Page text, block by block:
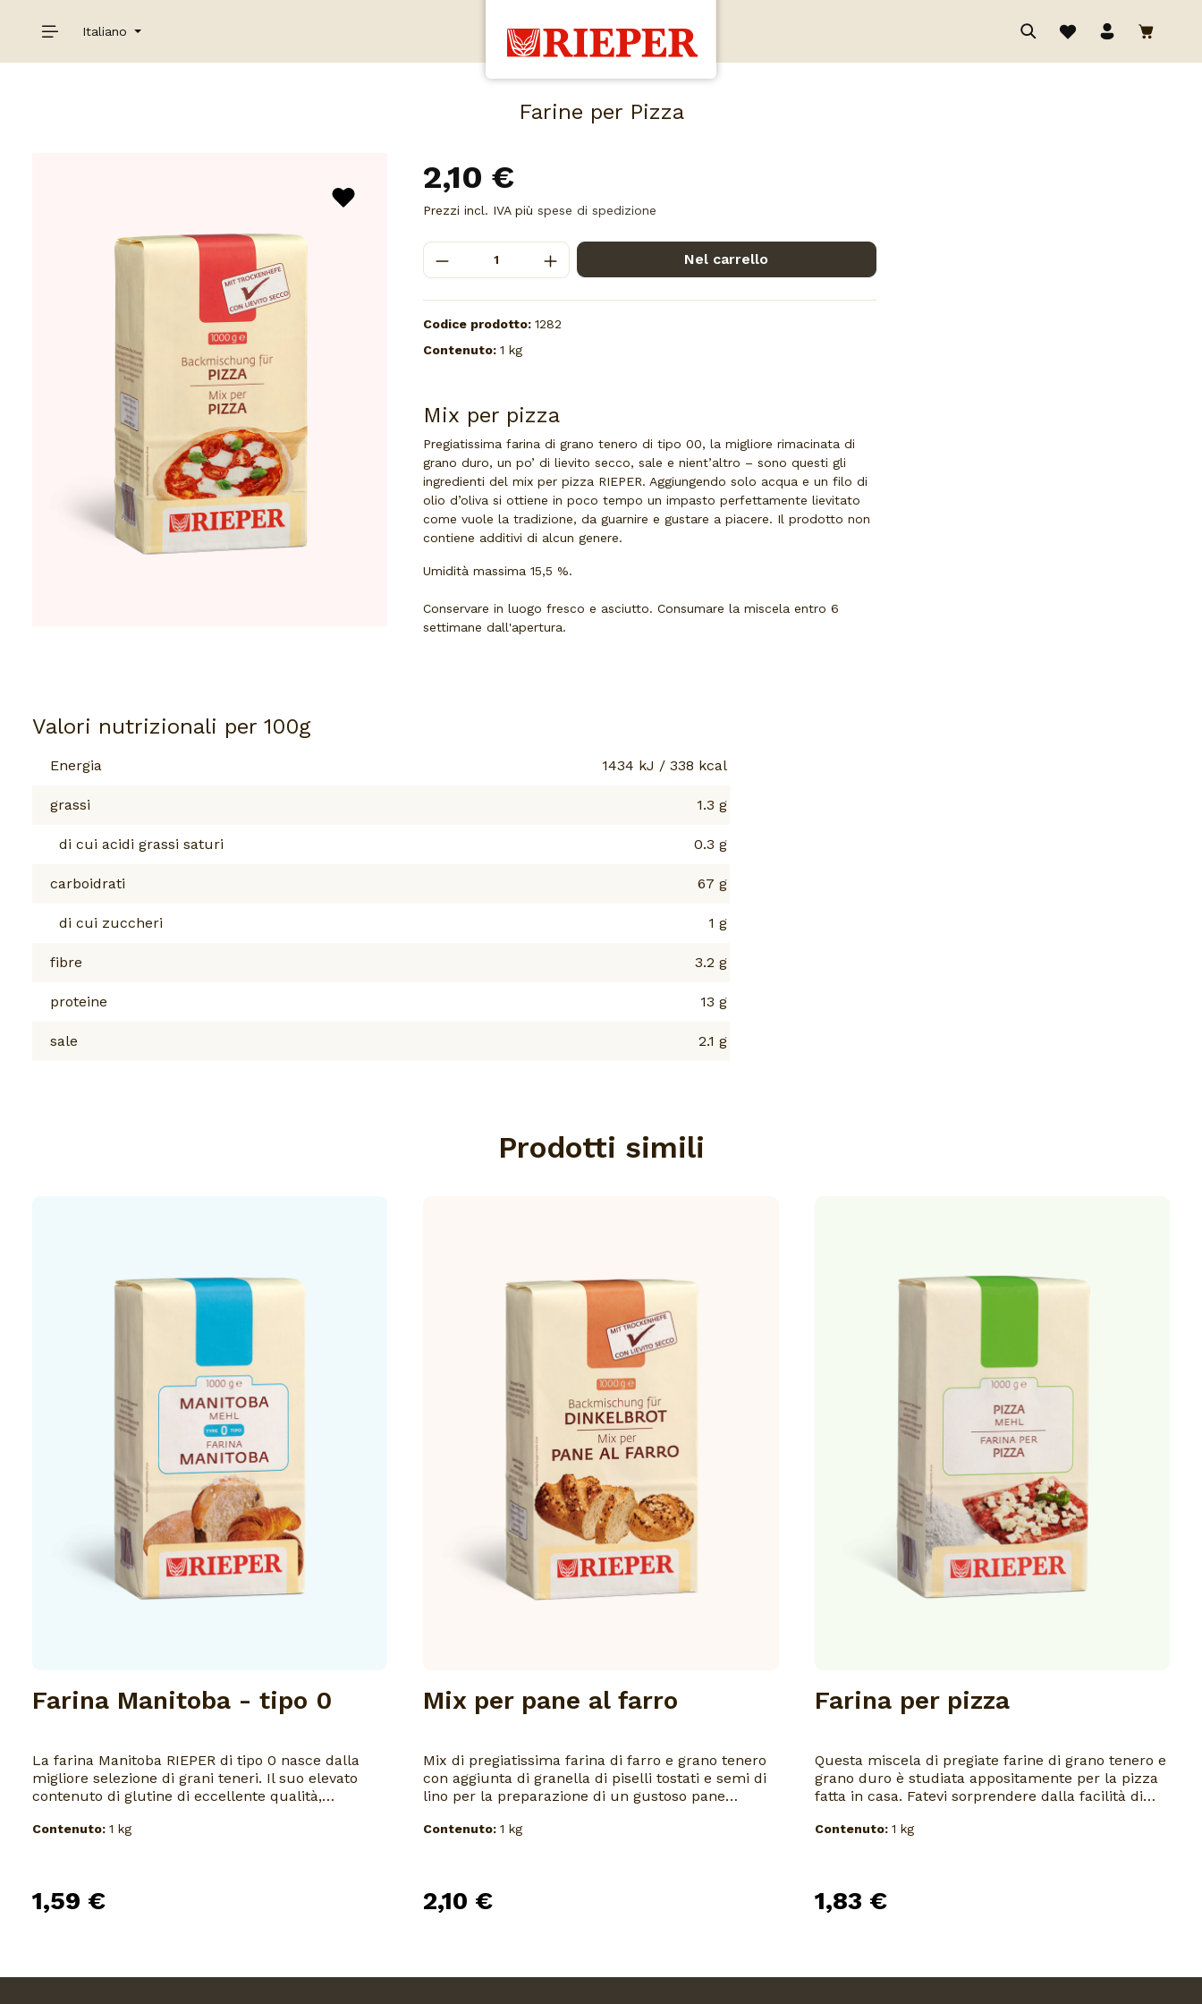
Italiano
Farine per Pizza
2,10 €
Prezzi incl. IVA piùspese di spedizione
Nel carrello
Codice prodotto:1282
Contenuto:1 kg
Mix per pizza
Pregiatissima farina di grano tenero di tipo 00, la migliore rimacinata di
grano duro, un po’ di lievito secco, sale e nient’altro – sono questi gli
ingredienti del mix per pizza RIEPER. Aggiungendo solo acqua e un filo di
olio d’oliva si ottiene in poco tempo un impasto perfettamente lievitato
come vuole la tradizione, da guarnire e gustare a piacere. Il prodotto non
contiene additivi di alcun genere.
Umidità massima 15,5 %.
Conservare in luogo fresco e asciutto. Consumare la miscela entro 6
settimane dall'apertura.
Valori nutrizionali per 100g
Energia 1434 kJ / 338 kcal
grassi 1.3 g
di cui acidi grassi saturi 0.3 g
carboidrati 67 g
di cui zuccheri 1 g
fibre 3.2 g
proteine 13 g
sale 2.1 g
Prodotti simili
Farina Manitoba - tipo 0
La farina Manitoba RIEPER di tipo 0 nasce dalla
migliore selezione di grani teneri. Il suo elevato
contenuto di glutine di eccellente qualità,
risulta elastico e morbido e contribuisce a
colombe, brioches e pizze.Umidità massima 15,5
Contenuto: 1 kg
1,59 €
Mix per pane al farro
Mix di pregiatissima farina di farro e grano tenero
con aggiunta di granella di piselli tostati e semi di
lino per la preparazione di un gustoso pane
qualità, miscelati con cura, garantiscono una facile
genere. Adatto alla preparazione con la macchina
Contenuto:1 kg
2,10 €
Farina per pizza
Questa miscela di pregiate farine di grano tenero e
grano duro è studiata appositamente per la pizza
fatta in casa. Fatevi sorprendere dalla facilità di
pizza. L’alta qualità della farina per pizza RIEPER
alcun genere.Umidità massima 15,5 %.Conservare
Contenuto: 1 kg
1,83 €